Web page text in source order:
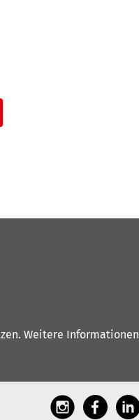
Weitere Informationen